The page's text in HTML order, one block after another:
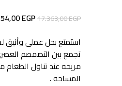
17.363,00EGP
EGP
استمتع بحل عملى وأنيق
تجمع بين التصمصم
المساحه .